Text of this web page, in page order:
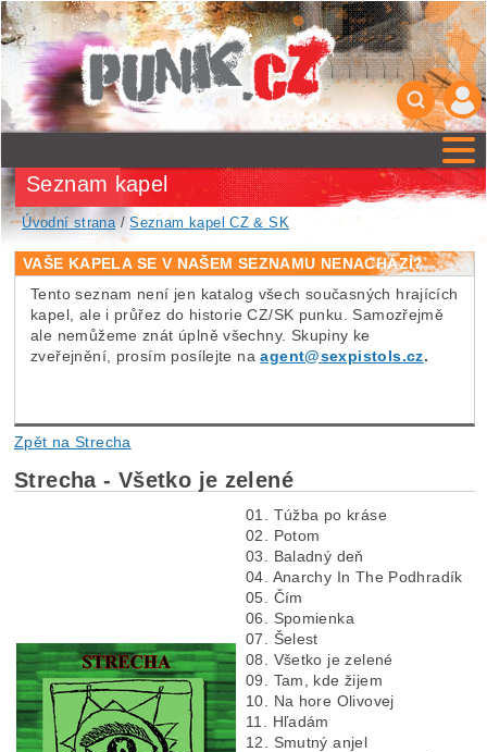
Seznam kapel
Úvodní strana/Seznam kapel CZ & SK
VAŠE KAPELA SE V NAŠEM SEZNAMU NENACHÁZÍ?
Tento seznam není jen katalog všech současných hrajících
kapel, ale i průřez do historie CZ/SK punku. Samozřejmě
ale nemůžeme znát úplně všechny. Skupiny ke
zveřejnění, prosím posílejte na agent@sexpistols.cz.
Zpět na Strecha
Strecha - Všetko je zelené
01. Túžba po kráse
02. Potom
03. Baladný deň
04. Anarchy In The Podhradík
05. Čím
06. Spomienka
07. Šelest
08. Všetko je zelené
09. Tam, kde žijem
10. Na hore Olivovej
11. Hľadám
12. Smutný anjel